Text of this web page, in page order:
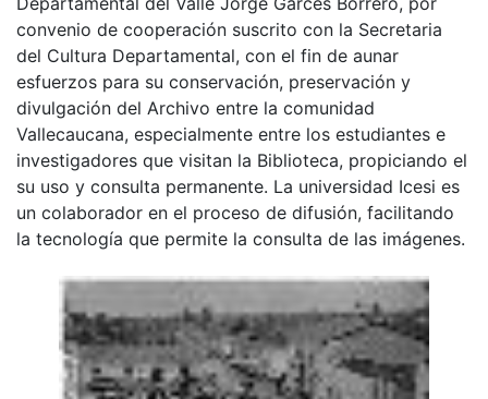
convenio de cooperación suscrito con la Secretaria
del Cultura Departamental, con el fin de aunar
esfuerzos para su conservación, preservación y
divulgación del Archivo entre la comunidad
Vallecaucana, especialmente entre los estudiantes e
investigadores que visitan la Biblioteca, propiciando el
su uso y consulta permanente. La universidad Icesi es
un colaborador en el proceso de difusión, facilitando
la tecnología que permite la consulta de las imágenes.